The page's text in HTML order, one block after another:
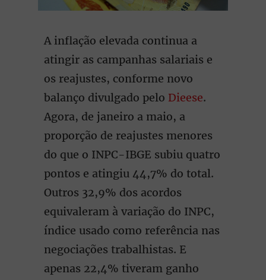
A inflação elevada continua a
atingir as campanhas salariais e
os reajustes, conforme novo
balanço divulgado pelo Dieese.
Agora, de janeiro a maio, a
proporção de reajustes menores
do que o INPC-IBGE subiu quatro
pontos e atingiu 44,7% do total.
Outros 32,9% dos acordos
equivaleram à variação do INPC,
índice usado como referência nas
negociações trabalhistas. E
apenas 22,4% tiveram ganho